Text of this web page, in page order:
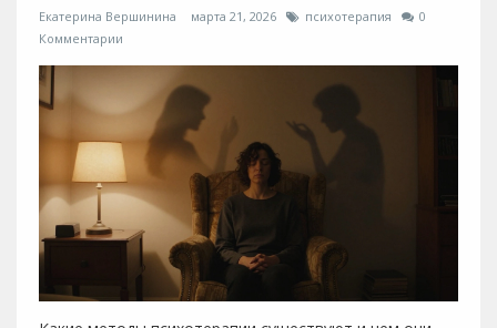
Екатерина Вершинина марта 21, 2026 психотерапия
0
Комментарии